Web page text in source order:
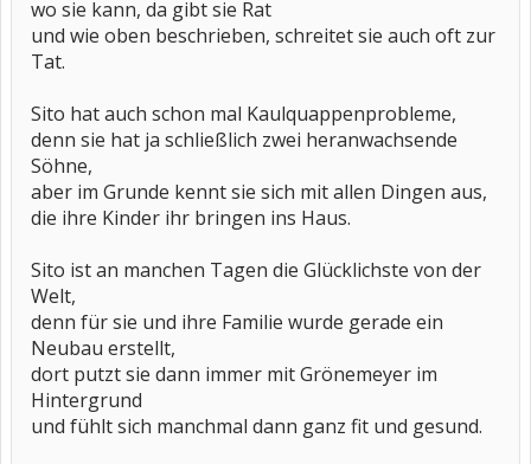
wo sie kann, da gibt sie Rat
und wie oben beschrieben, schreitet sie auch oft zur
Tat.
Sito hat auch schon mal Kaulquappenprobleme,
denn sie hat ja schließlich zwei heranwachsende
Söhne,
aber im Grunde kennt sie sich mit allen Dingen aus,
die ihre Kinder ihr bringen ins Haus.
Sito ist an manchen Tagen die Glücklichste von der
Welt,
denn für sie und ihre Familie wurde gerade ein
Neubau erstellt,
dort putzt sie dann immer mit Grönemeyer im
Hintergrund
und fühlt sich manchmal dann ganz fit und gesund.